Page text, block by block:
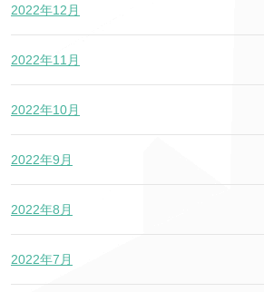
2022年12月
2022年11月
2022年10月
2022年9月
2022年8月
2022年7月